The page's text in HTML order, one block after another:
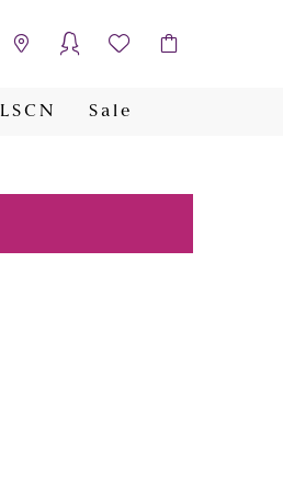
LSCN Sale